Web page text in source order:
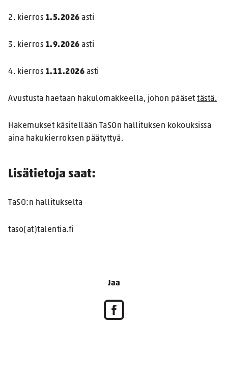
2. kierros 1.5.2026 asti
3. kierros 1.9.2026 asti
4. kierros 1.11.2026 asti
Avustusta haetaan hakulomakkeella, johon pääset tästä.
Hakemukset käsitellään TaSOn hallituksen kokouksissa
aina hakukierroksen päätyttyä.
Lisätietoja saat:
TaSO:n hallitukselta
taso(at)talentia.fi
Jaa